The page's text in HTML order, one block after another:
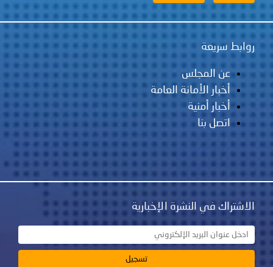
روابط سريعة
عن المجلس
أخبار الأمانة العامة
أخبار أمنية
اتصل بنا
الاشتراك في النشرة الإخبارية